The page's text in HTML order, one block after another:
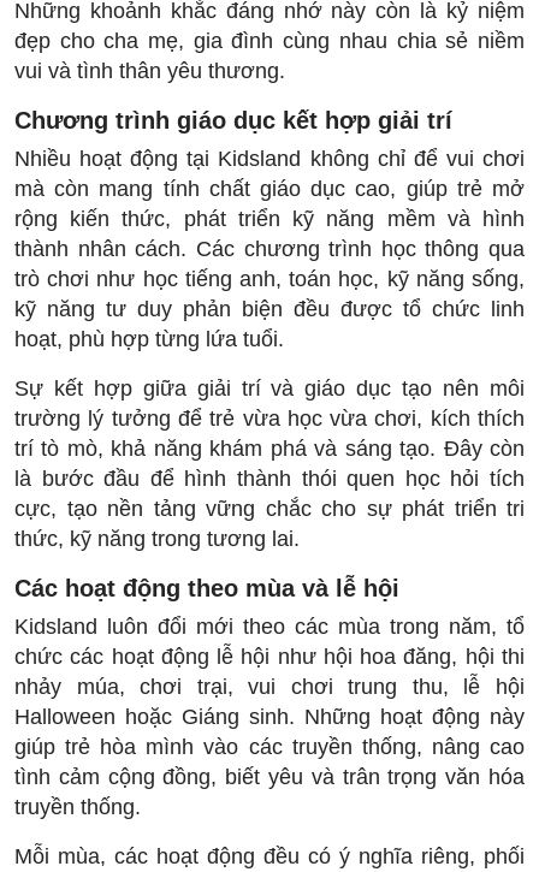
Những khoảnh khắc đáng nhớ này còn là kỷ niệm
đẹp cho cha mẹ, gia đình cùng nhau chia sẻ niềm
vui và tình thân yêu thương.
Chương trình giáo dục kết hợp giải trí
Nhiều hoạt động tại Kidsland không chỉ để vui chơi
mà còn mang tính chất giáo dục cao, giúp trẻ mở
rộng kiến thức, phát triển kỹ năng mềm và hình
thành nhân cách. Các chương trình học thông qua
trò chơi như học tiếng anh, toán học, kỹ năng sống,
kỹ năng tư duy phản biện đều được tổ chức linh
hoạt, phù hợp từng lứa tuổi.
Sự kết hợp giữa giải trí và giáo dục tạo nên môi
trường lý tưởng để trẻ vừa học vừa chơi, kích thích
trí tò mò, khả năng khám phá và sáng tạo. Đây còn
là bước đầu để hình thành thói quen học hỏi tích
cực, tạo nền tảng vững chắc cho sự phát triển tri
thức, kỹ năng trong tương lai.
Các hoạt động theo mùa và lễ hội
Kidsland luôn đổi mới theo các mùa trong năm, tổ
chức các hoạt động lễ hội như hội hoa đăng, hội thi
nhảy múa, chơi trại, vui chơi trung thu, lễ hội
Halloween hoặc Giáng sinh. Những hoạt động này
giúp trẻ hòa mình vào các truyền thống, nâng cao
tình cảm cộng đồng, biết yêu và trân trọng văn hóa
truyền thống.
Mỗi mùa, các hoạt động đều có ý nghĩa riêng, phối